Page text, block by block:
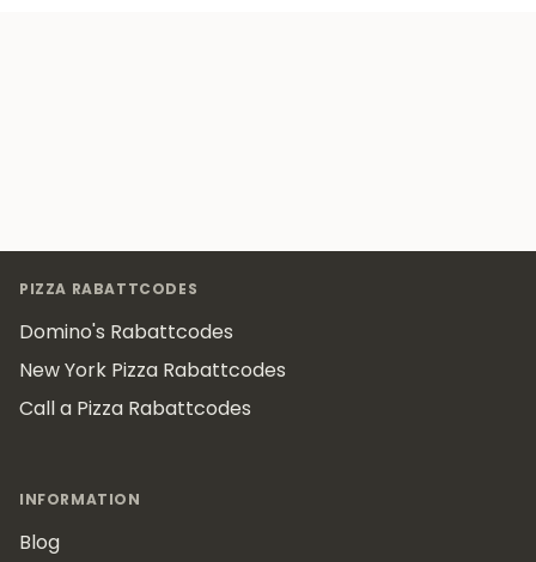
PIZZA RABATTCODES
Domino's Rabattcodes
New York Pizza Rabattcodes
Call a Pizza Rabattcodes
INFORMATION
Blog